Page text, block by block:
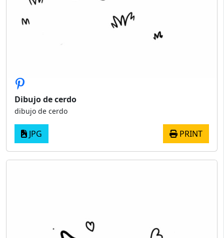
Dibujo de cerdo
dibujo de cerdo
JPG PRINT